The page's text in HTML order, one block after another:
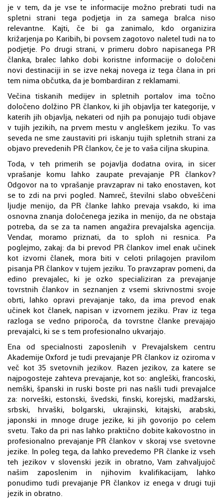
je v tem, da je vse te informacije možno prebrati tudi na
spletni strani tega podjetja in za samega bralca niso
relevantne. Kajti, če bi ga zanimalo, kdo organizira
križarjenja po Karibih, bi povsem zagotovo naletel tudi na to
podjetje. Po drugi strani, v primeru dobro napisanega PR
članka, bralec lahko dobi koristne informacije o določeni
novi destinaciji in se izve nekaj novega iz tega člana in pri
tem nima občutka, da je bombardiran z reklamami.
Večina tiskanih medijev in spletnih portalov ima točno
določeno dolžino PR člankov, ki jih objavlja ter kategorije, v
katerih jih objavlja, nekateri od njih pa ponujajo tudi objave
v tujih jezikih, na prvem mestu v angleškem jeziku. To vas
seveda ne sme zaustaviti pri iskanju tujih spletnih strani za
objavo prevedenih PR člankov, če je to vaša ciljna skupina.
Toda, v teh primerih se pojavlja dodatna ovira, in sicer
vprašanje komu lahko zaupate prevajanje PR člankov?
Odgovor na to vprašanje pravzaprav ni tako enostaven, kot
se to zdi na prvi pogled. Namreč, številni slabo obveščeni
ljudje menijo, da PR članke lahko prevaja vsakdo, ki ima
osnovna znanja določenega jezika in menijo, da ne obstaja
potreba, da se za ta namen angažira prevajalska agencija.
Vendar, moramo priznati, da to sploh ni resnica. Pa
poglejmo, zakaj: da bi prevod PR člankov imel enak učinek
kot izvorni članek, mora biti v celoti prilagojen pravilom
pisanja PR člankov v tujem jeziku. To pravzaprav pomeni, da
edino prevajalec, ki je ozko specializiran za prevajanje
tovrstnih člankov in seznanjen z vsemi skrivnostmi svoje
obrti, lahko opravi prevajanje tako, da ima prevod enak
učinek kot članek, napisan v izvornem jeziku. Prav iz tega
razloga se vedno priporoča, da tovrstne članke prevajajo
prevajalci, ki se s tem profesionalno ukvarjajo.
Ena od specialnosti zaposlenih v Prevajalskem centru
Akademije Oxford je tudi prevajanje PR člankov iz oziroma v
več kot 35 svetovnih jezikov. Razen jezikov, za katere se
najpogosteje zahteva prevajanje, kot so: angleški, francoski,
nemški, španski in ruski boste pri nas našli tudi prevajalce
za: norveški, estonski, švedski, finski, korejski, madžarski,
srbski, hrvaški, bolgarski, ukrajinski, kitajski, arabski,
japonski in mnoge druge jezike, ki jih govorijo po celem
svetu. Tako da pri nas lahko praktično dobite kakovostno in
profesionalno prevajanje PR člankov v skoraj vse svetovne
jezike. In poleg tega, da lahko prevedemo PR članke iz vseh
teh jezikov v slovenski jezik in obratno, Vam zahvaljujoč
našim zaposlenim in njihovim kvalifikacijam, lahko
ponudimo tudi prevajanje PR člankov iz enega v drugi tuji
jezik in obratno.